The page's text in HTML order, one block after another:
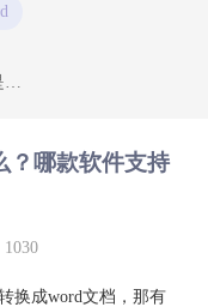
？哪款软件支持
1030
成word文档，那有